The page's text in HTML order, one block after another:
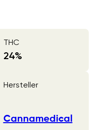
THC
24%
Hersteller
Cannamedical